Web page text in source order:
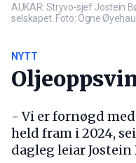
AUKAR: Stryvo-sjef Jostein
selskapet. Foto: Ogne
NYTT
- Vi er fornøgd
held fram i 2024,
dagleg leiar Jostein